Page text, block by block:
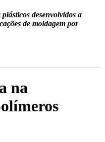
desenvolvidos a
de moldagem por
na